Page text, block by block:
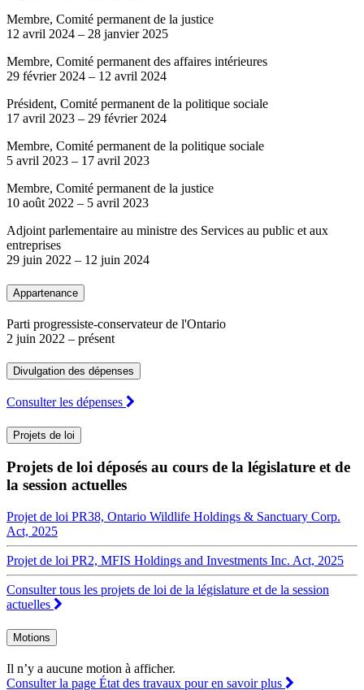
Membre, Comité permanent de la justice
12 avril 2024 – 28 janvier 2025
Membre, Comité permanent des affaires intérieures
29 février 2024 – 12 avril 2024
Président, Comité permanent de la politique sociale
17 avril 2023 – 29 février 2024
Membre, Comité permanent de la politique sociale
5 avril 2023 – 17 avril 2023
Membre, Comité permanent de la justice
10 août 2022 – 5 avril 2023
Adjoint parlementaire au ministre des Services au public et aux
entreprises
29 juin 2022 – 12 juin 2024
Appartenance
Parti progressiste-conservateur de l'Ontario
2 juin 2022 – présent
Divulgation des dépenses
Consulter les dépenses
Projets de loi
Projets de loi déposés au cours de la législature et de
la session actuelles
Projet de loi PR38, Ontario Wildlife Holdings & Sanctuary Corp.
Act, 2025
Projet de loi PR2, MFIS Holdings and Investments Inc. Act, 2025
Consulter tous les projets de loi de la législature et de la session
actuelles
Motions
Il n’y a aucune motion à afficher.
Consulter la page État des travaux pour en savoir plus